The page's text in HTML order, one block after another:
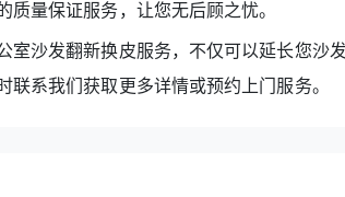
量保证服务，让您无后顾之忧。
沙发翻新换皮服务，不仅可以延长您沙
联系我们获取更多详情或预约上门服务。